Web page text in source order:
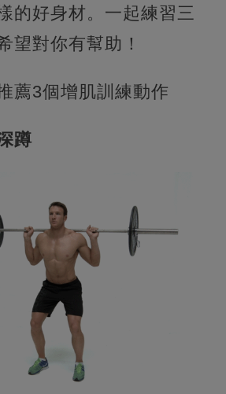
的好身材。一起練習三
望對你有幫助！
薦3個增肌訓練動作
蹲